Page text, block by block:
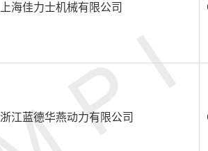
上海佳力士机械有限公司
浙江蓝德华燕动力有限公司